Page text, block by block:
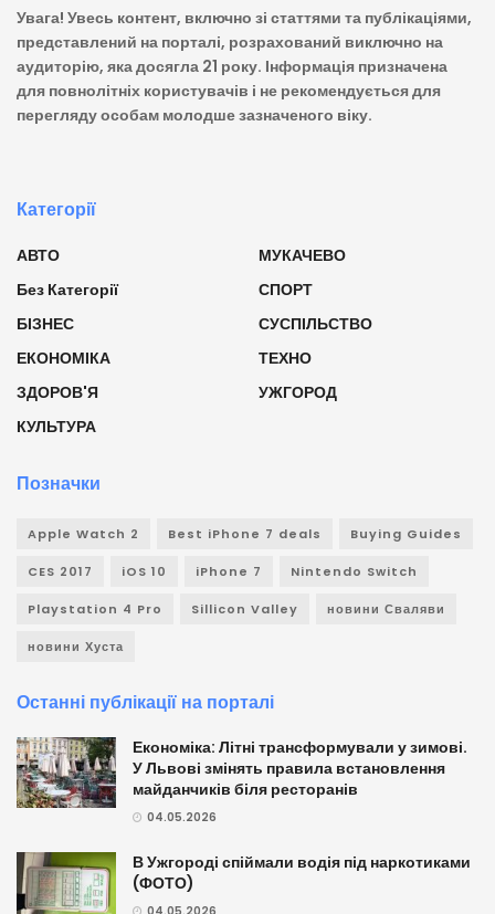
Увага! Увесь контент, включно зі статтями та публікаціями,
представлений на порталі, розрахований виключно на
аудиторію, яка досягла 21 року. Інформація призначена
для повнолітніх користувачів і не рекомендується для
перегляду особам молодше зазначеного віку.
Категорії
АВТО
Без Категорії
БІЗНЕС
ЕКОНОМІКА
ЗДОРОВ'Я
КУЛЬТУРА
МУКАЧЕВО
СПОРТ
СУСПІЛЬСТВО
ТЕХНО
УЖГОРОД
Позначки
Apple Watch 2 Best iPhone 7 deals Buying Guides
CES 2017 iOS 10 iPhone 7 Nintendo Switch
Playstation 4 Pro Sillicon Valley новини Сваляви
новини Хуста
Останні публікації на порталі
Економіка: Літні трансформували у зимові.
У Львові змінять правила встановлення
майданчиків біля ресторанів
04.05.2026
В Ужгороді спіймали водія під наркотиками
(ФОТО)